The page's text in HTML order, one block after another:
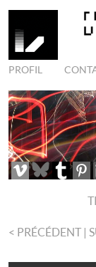
PROFIL
< PRÉCÉDENT |